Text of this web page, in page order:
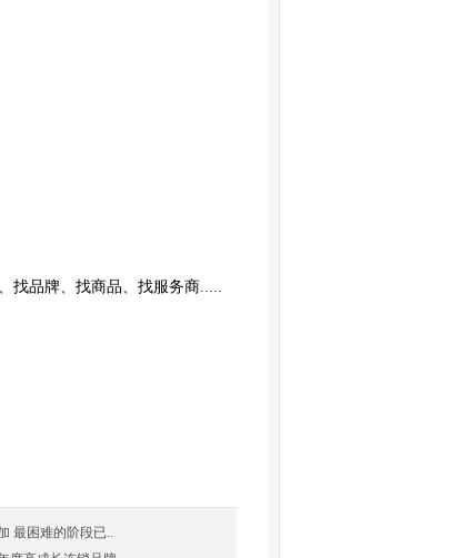
找品牌、找商品、找服务商.....
最困难的阶段已..